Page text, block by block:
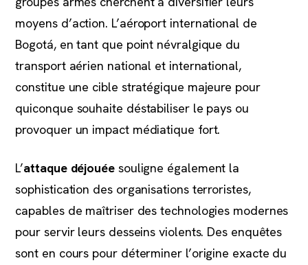
moyens d’action. L’aéroport international de
Bogotá, en tant que point névralgique du
transport aérien national et international,
constitue une cible stratégique majeure pour
quiconque souhaite déstabiliser le pays ou
provoquer un impact médiatique fort.
L’attaque déjouéesouligne également la
sophistication des organisations terroristes,
capables de maîtriser des technologies modernes
pour servir leurs desseins violents. Des enquêtes
sont en cours pour déterminer l’origine exacte du